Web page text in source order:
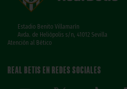
Estadio Benito Villamarín
Avda. de Heliópolis s/n, 41012 Sevilla
Atención al Bético
REAL BETIS EN REDES SOCIALES